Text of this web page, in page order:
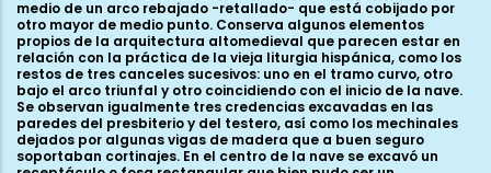
medio de un arco rebajado -retallado- que está cobijado por
otro mayor de medio punto. Conserva algunos elementos
propios de la arquitectura altomedieval que parecen estar en
relación con la práctica de la vieja liturgia hispánica, como los
restos de tres canceles sucesivos: uno en el tramo curvo, otro
bajo el arco triunfal y otro coincidiendo con el inicio de la nave.
Se observan igualmente tres credencias excavadas en las
paredes del presbiterio y del testero, así como los mechinales
dejados por algunas vigas de madera que a buen seguro
soportaban cortinajes. En el centro de la nave se excavó un